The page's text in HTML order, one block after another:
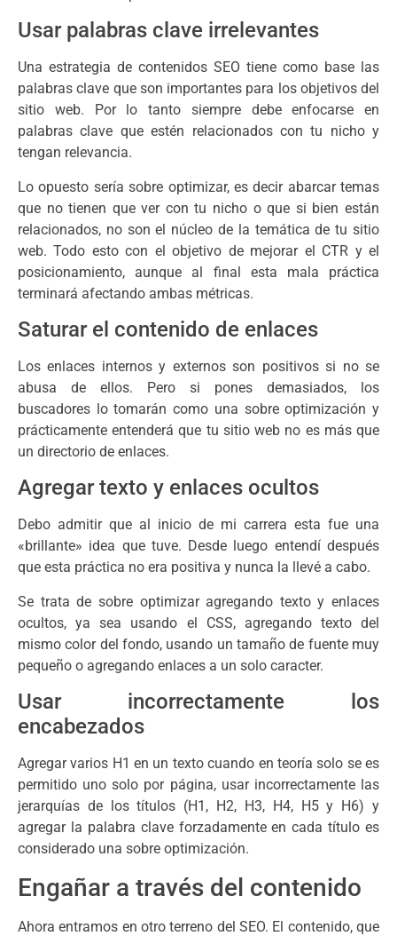
Usar palabras clave irrelevantes
Una estrategia de contenidos SEO tiene como base las
palabras clave que son importantes para los objetivos del
sitio web. Por lo tanto siempre debe enfocarse en
palabras clave que estén relacionados con tu nicho y
tengan relevancia.
Lo opuesto sería sobre optimizar, es decir abarcar temas
que no tienen que ver con tu nicho o que si bien están
relacionados, no son el núcleo de la temática de tu sitio
web. Todo esto con el objetivo de mejorar el CTR y el
posicionamiento, aunque al final esta mala práctica
terminará afectando ambas métricas.
Saturar el contenido de enlaces
Los enlaces internos y externos son positivos si no se
abusa de ellos. Pero si pones demasiados, los
buscadores lo tomarán como una sobre optimización y
prácticamente entenderá que tu sitio web no es más que
un directorio de enlaces.
Agregar texto y enlaces ocultos
Debo admitir que al inicio de mi carrera esta fue una
«brillante» idea que tuve. Desde luego entendí después
que esta práctica no era positiva y nunca la llevé a cabo.
Se trata de sobre optimizar agregando texto y enlaces
ocultos, ya sea usando el CSS, agregando texto del
mismo color del fondo, usando un tamaño de fuente muy
pequeño o agregando enlaces a un solo caracter.
Usar incorrectamente los
encabezados
Agregar varios H1 en un texto cuando en teoría solo se es
permitido uno solo por página, usar incorrectamente las
jerarquías de los títulos (H1, H2, H3, H4, H5 y H6) y
agregar la palabra clave forzadamente en cada título es
considerado una sobre optimización.
Engañar a través del contenido
Ahora entramos en otro terreno del SEO. El contenido, que